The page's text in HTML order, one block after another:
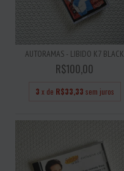
AUTORAMAS - LIBIDO K7 BLACK
R$100,00
3 x de R$33,33 sem juros